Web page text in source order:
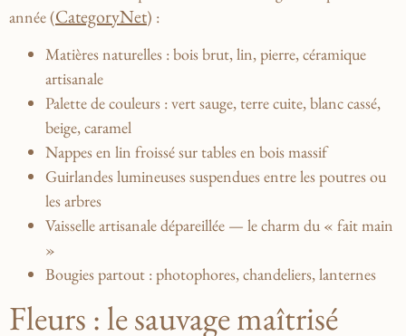
année (CategoryNet) :
Matières naturelles : bois brut, lin, pierre, céramique
artisanale
Palette de couleurs : vert sauge, terre cuite, blanc cassé,
beige, caramel
Nappes en lin froissésur tables en bois massif
Guirlandes lumineusessuspendues entre les poutres ou
les arbres
Vaisselle artisanaledépareillée — le charm du « fait main
»
Bougies partout : photophores, chandeliers, lanternes
Fleurs : le sauvage maîtrisé